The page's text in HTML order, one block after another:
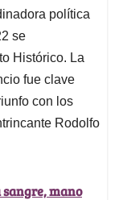
política
se
Histórico. La
fue clave
con los
Rodolfo
mano